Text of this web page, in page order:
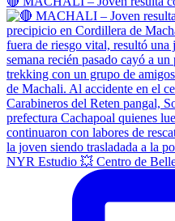
NYR Estudio 💥 Centro de